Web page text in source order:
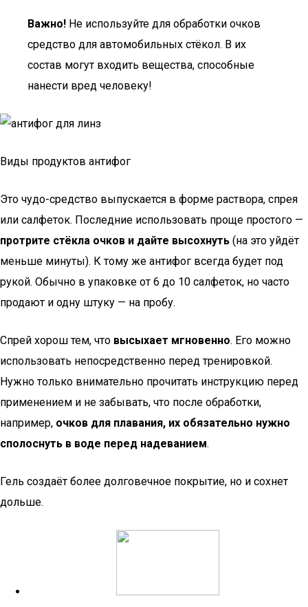
Важно! Не используйте для обработки очков
средство для автомобильных стёкол. В их
состав могут входить вещества, способные
нанести вред человеку!
Виды продуктов антифог
Это чудо-средство выпускается в форме раствора, спрея
или салфеток. Последние использовать проще простого —
протрите стёкла очков и дайте высохнуть (на это уйдёт
меньше минуты). К тому же антифог всегда будет под
рукой. Обычно в упаковке от 6 до 10 салфеток, но часто
продают и одну штуку — на пробу.
Спрей хорош тем, что высыхает мгновенно. Его можно
использовать непосредственно перед тренировкой.
Нужно только внимательно прочитать инструкцию перед
применением и не забывать, что после обработки,
например, очков для плавания, их обязательно нужно
сполоснуть в воде перед надеванием.
Гель создаёт более долговечное покрытие, но и сохнет
дольше.